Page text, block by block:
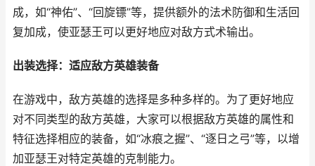
成，如“神佑”、“回旋镖”等，提供额外的法术防御和生活回
复加成，使亚瑟王可以更好地应对敌方式术输出。
出装选择：适应敌方英雄装备
在游戏中，敌方英雄的选择是多种多样的。为了更好地应
对不同类型的敌方英雄，大家可以根据敌方英雄的属性和
特征选择相应的装备，如“冰痕之握”、“逐日之弓”等，以增
加亚瑟王对特定英雄的克制能力。